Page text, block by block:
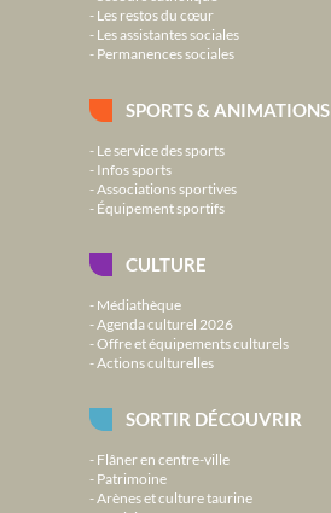
Les restos du cœur
Les assistantes sociales
Permanences sociales
SPORTS & ANIMATIONS
Le service des sports
Infos sports
Associations sportives
Équipement sportifs
CULTURE
Médiathèque
Agenda culturel 2026
Offre et équipements culturels
Actions culturelles
SORTIR DÉCOUVRIR
Flâner en centre-ville
Patrimoine
Arènes et culture taurine